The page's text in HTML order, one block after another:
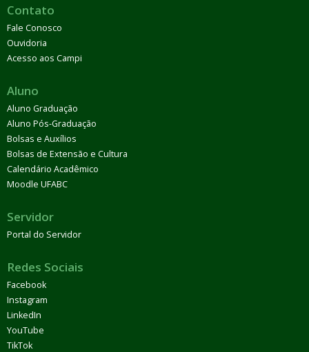
Contato
Fale Conosco
Ouvidoria
Acesso aos Campi
Aluno
Aluno Graduação
Aluno Pós-Graduação
Bolsas e Auxílios
Bolsas de Extensão e Cultura
Calendário Acadêmico
Moodle UFABC
Servidor
Portal do Servidor
Redes Sociais
Facebook
Instagram
LinkedIn
YouTube
TikTok